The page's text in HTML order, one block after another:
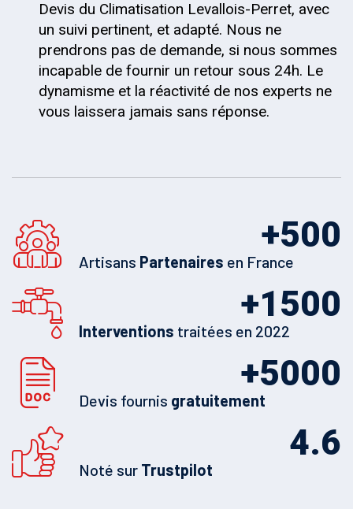
Devis du Climatisation Levallois-Perret, avec
un suivi pertinent, et adapté. Nous ne
prendrons pas de demande, si nous sommes
incapable de fournir un retour sous 24h. Le
dynamisme et la réactivité de nos experts ne
vous laissera jamais sans réponse.
500
+
Artisans Partenaires en France
1500
+
Interventions traitées en 2022
5000
+
Devis fournis gratuitement
4.6
Noté sur Trustpilot